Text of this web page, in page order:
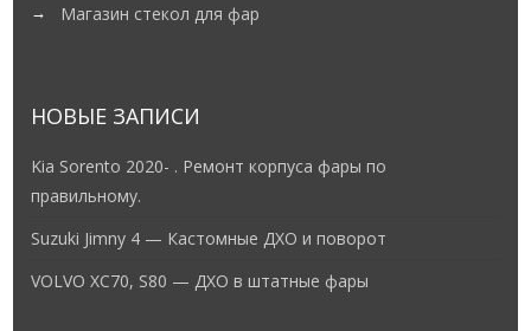
Магазин стекол для фар
НОВЫЕ ЗАПИСИ
Kia Sorento 2020- . Ремонт корпуса фары по
правильному.
Suzuki Jimny 4 — Кастомные ДХО и поворот
VOLVO XC70, S80 — ДХО в штатные фары